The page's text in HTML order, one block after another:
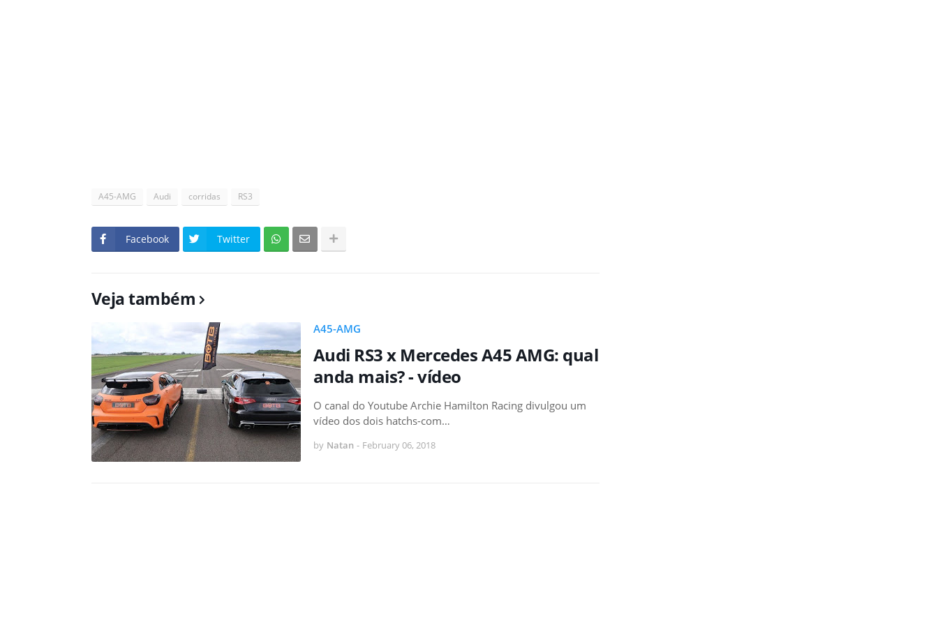
A45-AMG Audi corridas RS3
Facebook Twitter
Veja também
A45-AMG
Audi RS3 x Mercedes A45 AMG: qual
anda mais? - vídeo
O canal do Youtube Archie Hamilton Racing divulgou um
vídeo dos dois hatchs-com…
by Natan - February 06, 2018